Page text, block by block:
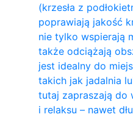
(krzesła z
poprawiają jakość
nie tylko wspierają
także odciążają
jest idealny do
takich jak jadalnia
tutaj zapraszają do
i relaksu – nawet